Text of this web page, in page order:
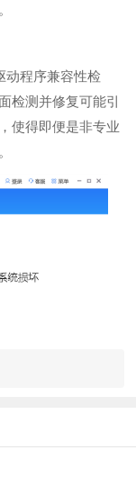
动程序兼容性检
检测并修复可能引
使得即便是非专业
码和堆栈信息，